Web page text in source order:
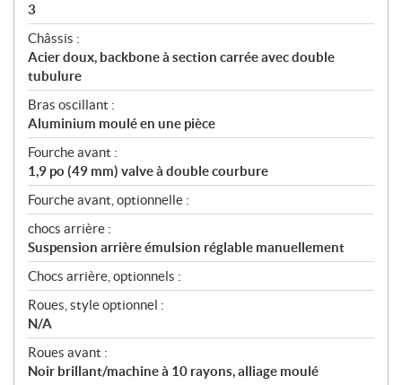
3
Châssis :
Acier doux, backbone à section carrée avec double
tubulure
Bras oscillant :
Aluminium moulé en une pièce
Fourche avant :
1,9 po (49 mm) valve à double courbure
Fourche avant, optionnelle :
chocs arrière :
Suspension arrière émulsion réglable manuellement
Chocs arrière, optionnels :
Roues, style optionnel :
N/A
Roues avant :
Noir brillant/machine à 10 rayons, alliage moulé